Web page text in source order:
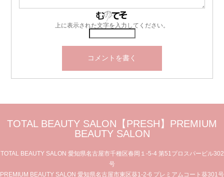
上に表示された文字を入力してください。
TOTAL BEAUTY SALON【PRESH】PREMIUM
BEAUTY SALON
TOTAL BEAUTY SALON 愛知県名古屋市千種区春岡１-5-4 第51プロスパービル302
号
PREMIUM BEAUTY SALON 愛知県名古屋市東区葵1-2-6 プレミアムコート葵301号